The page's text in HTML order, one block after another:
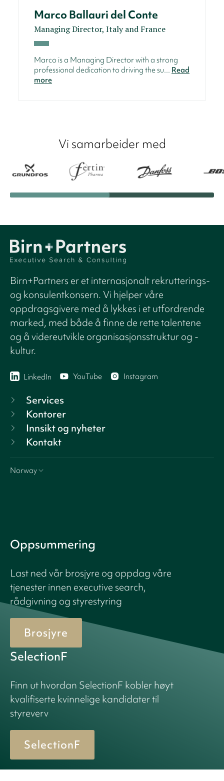
Marco Ballauri del Conte
Managing Director, Italy and France
Marco is a Managing Director with a strong
professional dedication to driving the su... Read
more
Vi samarbeider med
Birn+Partners er et internasjonalt rekrutterings-
og konsulentkonsern. Vi hjelper våre
oppdragsgivere med å lykkes i et utfordrende
marked, med både å finne de rette talentene
og å videreutvikle organisasjonsstruktur og -
kultur.
LinkedIn YouTube Instagram
Services
Kontorer
Innsikt og nyheter
Kontakt
Norway
Oppsummering
Last ned vår brosjyre og oppdag våre
tjenester innen executive search,
rådgivning og styrestyring
Brosjyre
SelectionF
Finn ut hvordan SelectionF kobler høyt
kvalifiserte kvinnelige kandidater til
styreverv
SelectionF